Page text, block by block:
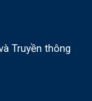
Truyền thông